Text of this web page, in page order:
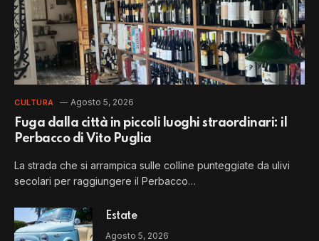
CULTURA Agosto 5, 2026
Fuga dalla città in piccoli luoghi straordinari: il
Perbacco di Vito Puglia
La strada che si arrampica sulle colline punteggiate da ulivi
secolari per raggiungere il Perbacco…
Estate
Agosto 5, 2026